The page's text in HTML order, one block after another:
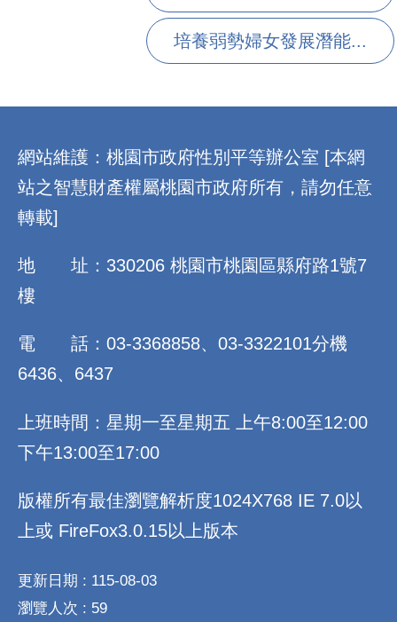
培養弱勢婦女發展潛能...
網站維護：桃園市政府性別平等辦公室 [本網
站之智慧財產權屬桃園市政府所有，請勿任意
轉載]
地 址：330206 桃園市桃園區縣府路1號7
樓
電 話：03-3368858、03-3322101分機
6436、6437
上班時間：星期一至星期五 上午8:00至12:00
下午13:00至17:00
版權所有最佳瀏覽解析度1024X768 IE 7.0以
上或 FireFox3.0.15以上版本
更新日期
115-08-03
瀏覽人次
59